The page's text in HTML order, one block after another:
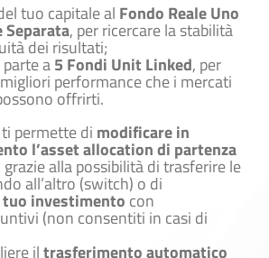
tuo capitale al Fondo Reale Uno
Separata, per ricercare la stabilità
dei risultati;
a5 Fondi Unit Linked, per
performance che i mercati
offrirti.
permette di modificare in
l’asset allocation di partenza
grazie alla possibilità di trasferire le
all’altro (switch) o di
investimento con
(non consentiti in casi di
iltrasferimento automatico